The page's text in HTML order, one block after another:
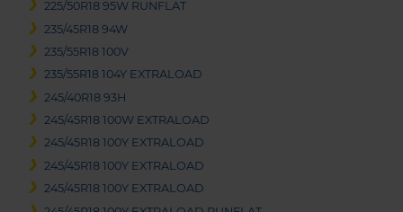
225/50R18 95W RUNFLAT
235/45R18 94W
235/55R18 100V
235/55R18 104Y EXTRALOAD
245/40R18 93H
245/45R18 100W EXTRALOAD
245/45R18 100Y EXTRALOAD
245/45R18 100Y EXTRALOAD
245/45R18 100Y EXTRALOAD